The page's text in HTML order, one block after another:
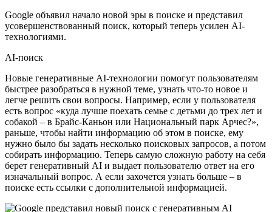
Google объявил начало новой эры в поиске и представил
усовершенствованный поиск, который теперь усилен AI-
технологиями.
AI-поиск
Новые генеративные AI-технологии помогут пользователям
быстрее разобраться в нужной теме, узнать что-то новое и
легче решить свои вопросы. Например, если у пользователя
есть вопрос «куда лучше поехать семье с детьми до трех лет и
собакой – в Брайс-Каньон или Национальный парк Арчес?»,
раньше, чтобы найти информацию об этом в поиске, ему
нужно было бы задать несколько поисковых запросов, а потом
собирать информацию. Теперь самую сложную работу на себя
берет генеративный AI и выдает пользователю ответ на его
изначальный вопрос. А если захочется узнать больше – в
поиске есть ссылки с дополнительной информацией.